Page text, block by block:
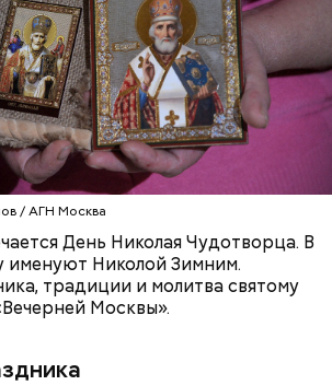
/ АГН Москва
День Николая Чудотворца. В
именуют Николой Зимним.
традиции и молитва святому
Москвы».
ПРАЗДНИКИ
РЕЛИГИЯ ЦЕРКОВЬ